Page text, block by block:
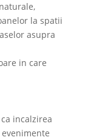
la spatii
asupra
in care
incalzirea